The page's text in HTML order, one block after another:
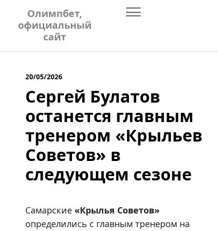
content
Олимпбет,
официальный
сайт
20/05/2026
Сергей Булатов
останется главным
тренером «Крыльев
Советов» в
следующем сезоне
Самарские «Крылья Советов»
определились с главным тренером на